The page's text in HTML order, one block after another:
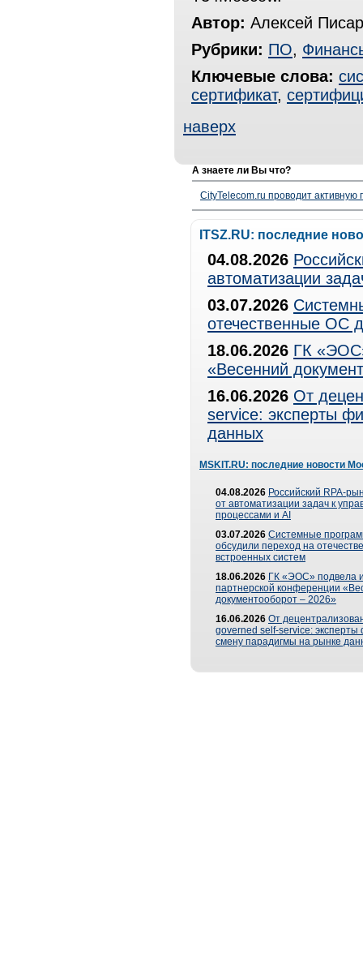
Автор: Алексей
Рубрики: ПО,
Ключевые слова:
сертификат,
наверх
А знаете ли Вы что?
CityTelecom.ru проводит активную
ITSZ.RU: последние
04.08.2026
автоматизации
03.07.2026
отечественные ОС
18.06.2026 ГК
«Весенний
16.06.2026 От
service: эксперты
данных
MSKIT.RU: последние новости
04.08.2026 Российский RPA-
от автоматизации задач к
процессами и AI
03.07.2026 Системные
обсудили переход на
встроенных систем
18.06.2026 ГК «ЭОС» подвела
партнерской конференции
документооборот – 2026»
16.06.2026 От
governed self-service: эксперты
смену парадигмы на рынке